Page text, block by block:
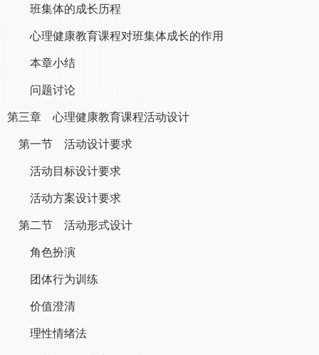
班集体的成长历程
心理健康教育课程对班集体成长的作用
本章小结
问题讨论
第三章 心理健康教育课程活动设计
第一节 活动设计要求
活动目标设计要求
活动方案设计要求
第二节 活动形式设计
角色扮演
团体行为训练
价值澄清
理性情绪法